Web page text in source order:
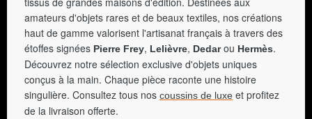
amateurs d'objets rares et de beaux textiles, nos créations
haut de gamme valorisent l'artisanat français à travers des
étoffes signées Pierre Frey, Lelièvre, Dedarou Hermès.
Découvrez notre sélection exclusive d'objets uniques
conçus à la main. Chaque pièce raconte une histoire
singulière. Consultez tous nos coussins de luxe et profitez
de la livraison offerte.